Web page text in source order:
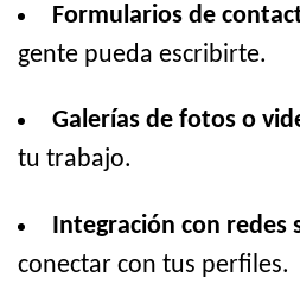
Formularios de
gente pueda escribirte.
Galerías de fotos o
tu trabajo.
Integración con redes
conectar con tus perfiles.